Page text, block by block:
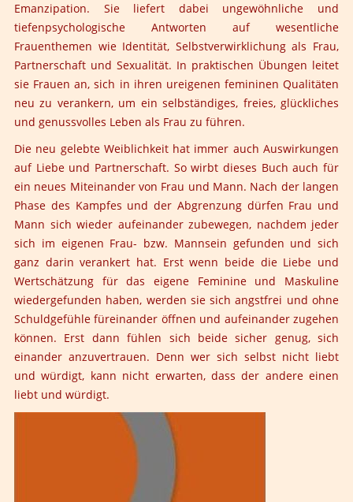
Emanzipation. Sie liefert dabei ungewöhnliche und
tiefenpsychologische Antworten auf wesentliche
Frauenthemen wie Identität, Selbstverwirklichung als Frau,
Partnerschaft und Sexualität. In praktischen Übungen leitet
sie Frauen an, sich in ihren ureigenen femininen Qualitäten
neu zu verankern, um ein selbständiges, freies, glückliches
und genussvolles Leben als Frau zu führen.
Die neu gelebte Weiblichkeit hat immer auch Auswirkungen
auf Liebe und Partnerschaft. So wirbt dieses Buch auch für
ein neues Miteinander von Frau und Mann. Nach der langen
Phase des Kampfes und der Abgrenzung dürfen Frau und
Mann sich wieder aufeinander zubewegen, nachdem jeder
sich im eigenen Frau- bzw. Mannsein gefunden und sich
ganz darin verankert hat. Erst wenn beide die Liebe und
Wertschätzung für das eigene Feminine und Maskuline
wiedergefunden haben, werden sie sich angstfrei und ohne
Schuldgefühle füreinander öffnen und aufeinander zugehen
können. Erst dann fühlen sich beide sicher genug, sich
einander anzuvertrauen. Denn wer sich selbst nicht liebt
und würdigt, kann nicht erwarten, dass der andere einen
liebt und würdigt.